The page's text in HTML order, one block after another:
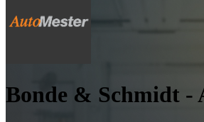
Bonde & Schmidt -